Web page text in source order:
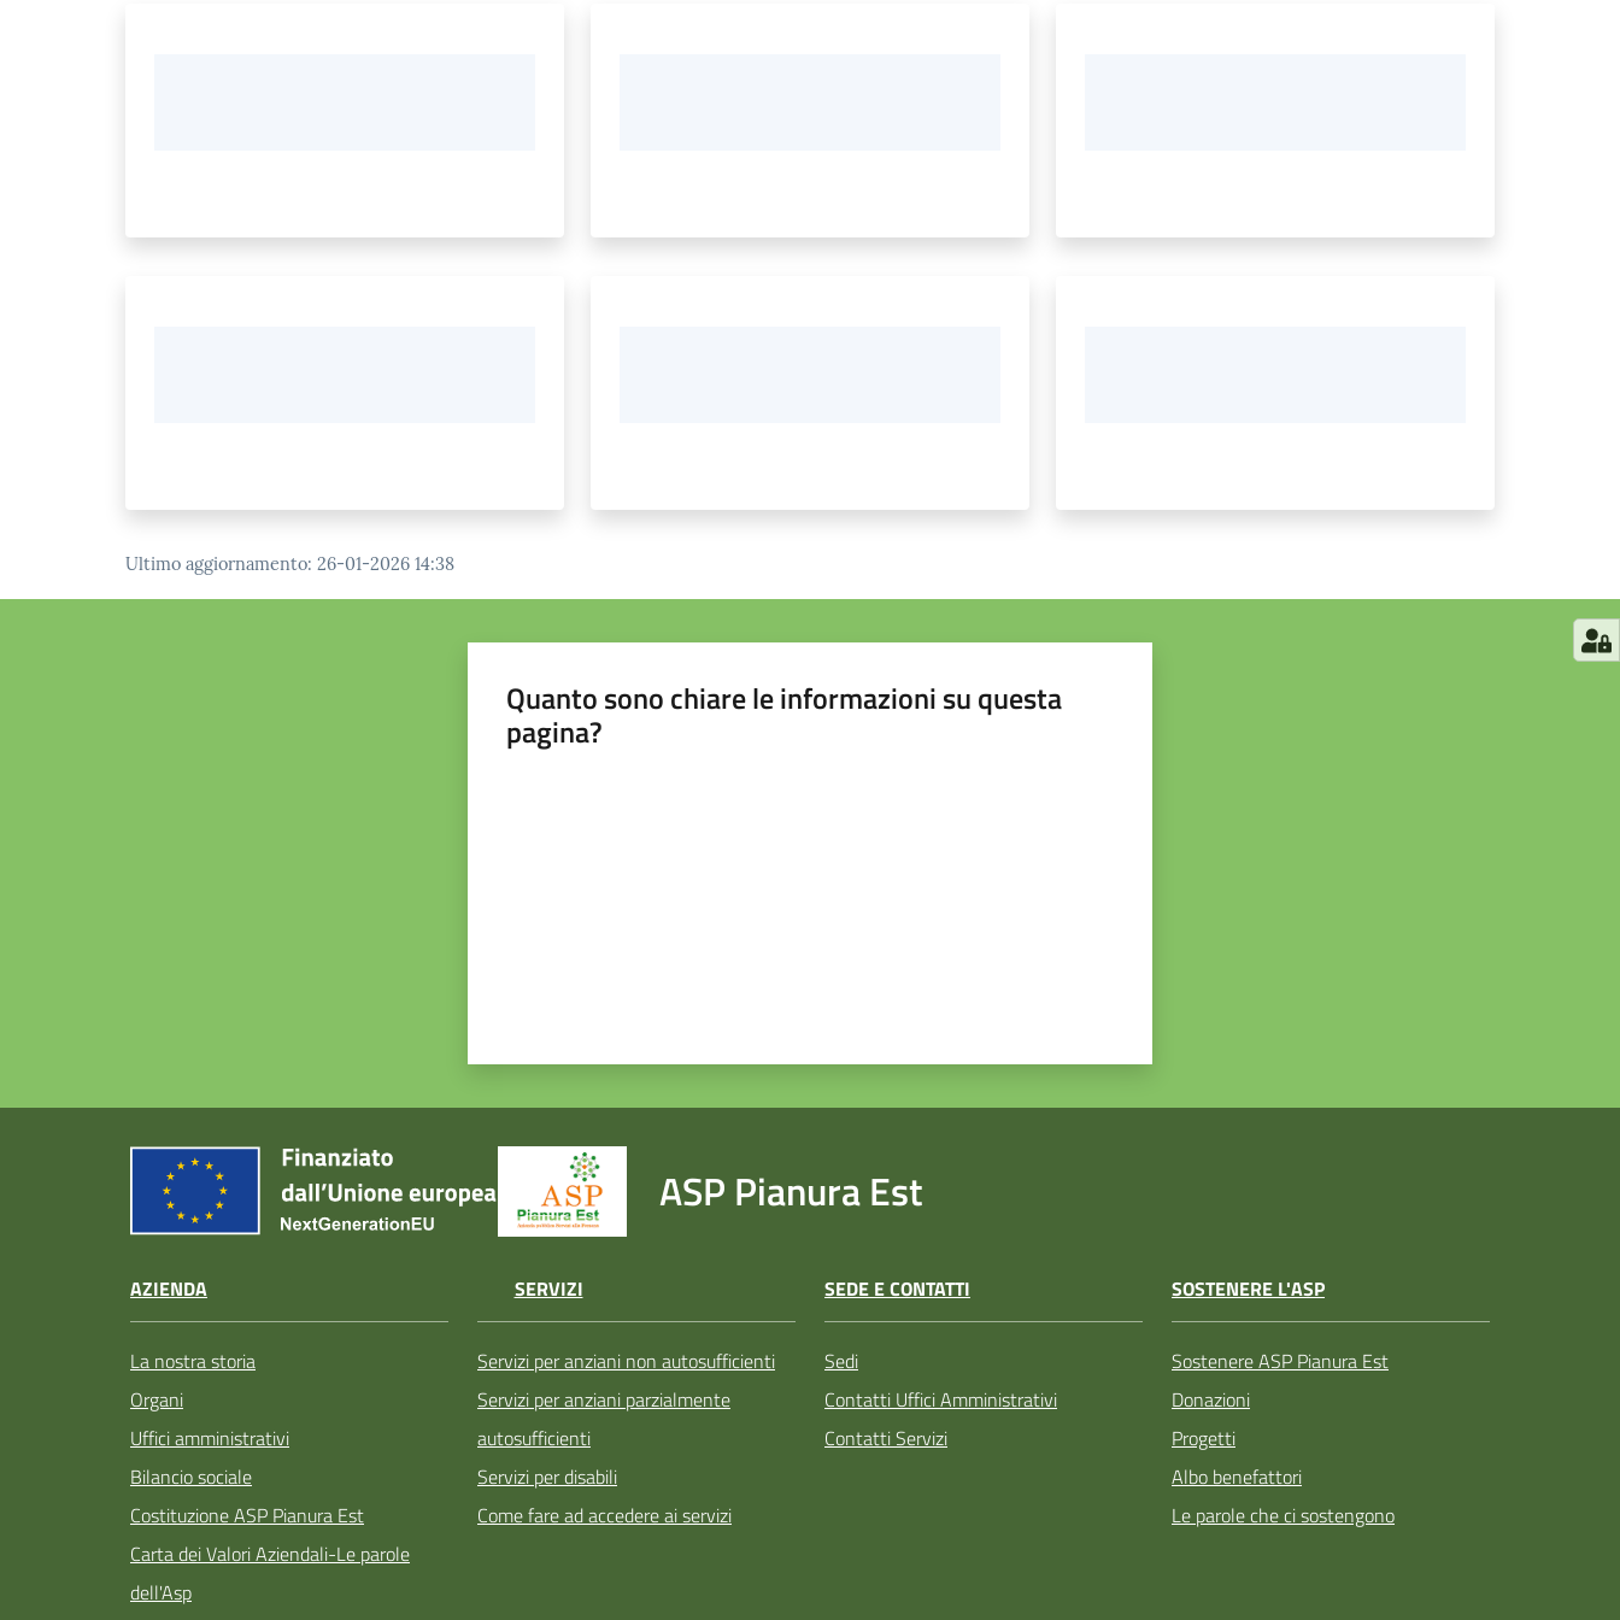
Ultimo aggiornamento: 26-01-2026 14:38
Quanto sono chiare le informazioni su questa
pagina?
ASP Pianura Est
AZIENDA
La nostra storia
Organi
Uffici amministrativi
Bilancio sociale
Costituzione ASP Pianura Est
Carta dei Valori Aziendali-Le parole
dell'Asp
SERVIZI
Servizi per anziani non autosufficienti
Servizi per anziani parzialmente
autosufficienti
Servizi per disabili
Come fare ad accedere ai servizi
SEDE E CONTATTI
Sedi
Contatti Uffici Amministrativi
Contatti Servizi
SOSTENERE L'ASP
Sostenere ASP Pianura Est
Donazioni
Progetti
Albo benefattori
Le parole che ci sostengono